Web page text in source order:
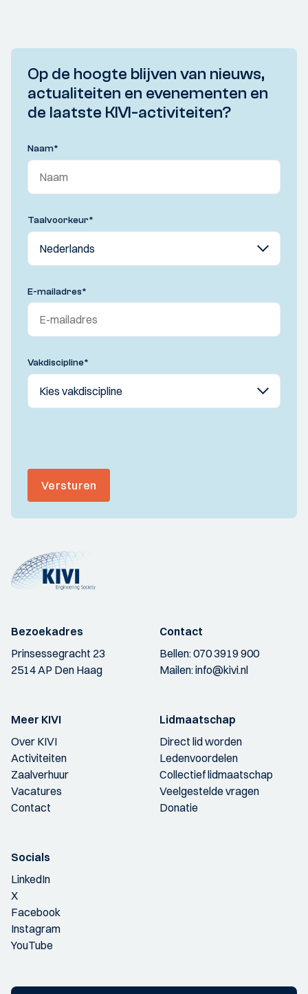
Op de hoogte blijven van nieuws,
actualiteiten en evenementen en
de laatste KIVI-activiteiten?
Naam*
Taalvoorkeur*
E-mailadres*
Vakdiscipline*
Versturen
Bezoekadres
Prinsessegracht 23
2514 AP Den Haag
Contact
Bellen:070 3919 900
Mailen:info@kivi.nl
Meer KIVI
Over KIVI
Activiteiten
Zaalverhuur
Vacatures
Contact
Lidmaatschap
Direct lid worden
Ledenvoordelen
Collectief lidmaatschap
Veelgestelde vragen
Donatie
Socials
LinkedIn
X
Facebook
Instagram
YouTube